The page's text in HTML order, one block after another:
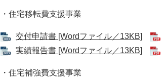
・住宅移転費支援事業
交付申請書 [Wordファイル／13KB]
実績報告書 [Wordファイル／13KB]
・住宅補強費支援事業